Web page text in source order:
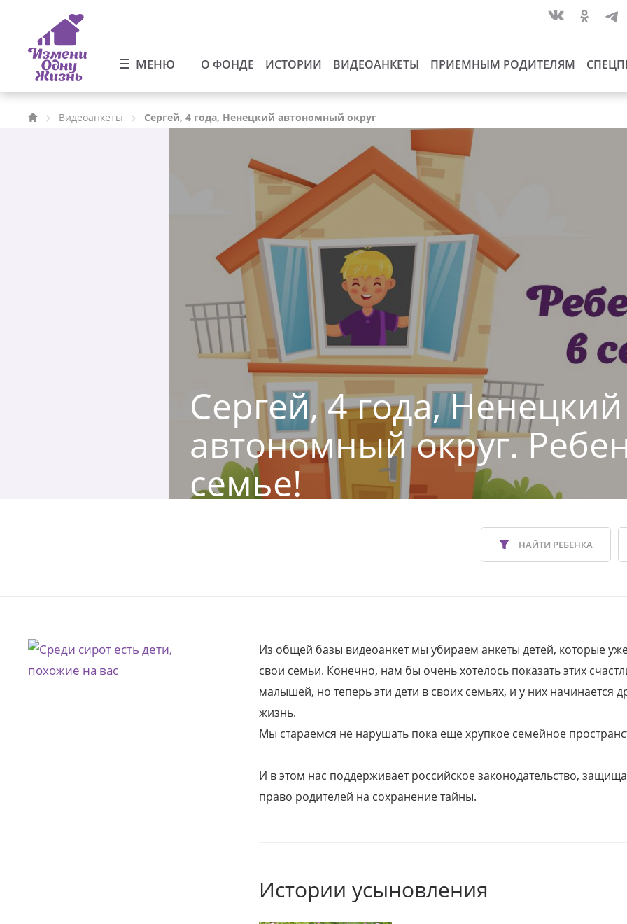
МЕНЮ О ФОНДЕ ИСТОРИИ ВИДЕОАНКЕТЫ ПРИЕМНЫМ РОДИТЕЛЯМ
Видеоанкеты Сергей, 4 года, Ненецкий автономный округ
Сергей, 4 года, Ненецкий
автономный округ.
семье!
НАЙТИ РЕБЕНКА
Из общей базы видеоанкет мы убираем анкеты детей, которые
свои семьи. Конечно, нам бы очень хотелось показать этих
малышей, но теперь эти дети в своих семьях, и у них начинается
жизнь.
Мы стараемся не нарушать пока еще хрупкое семейное
И в этом нас поддерживает российское законодательство,
право родителей на сохранение тайны.
Истории усыновления